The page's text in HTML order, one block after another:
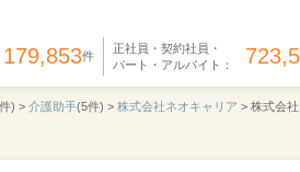
179,853件
正社員・契約社員・
パート・アルバイト：
) > 介護助手(5件) > 株式会社ネオキャリア > 株式会